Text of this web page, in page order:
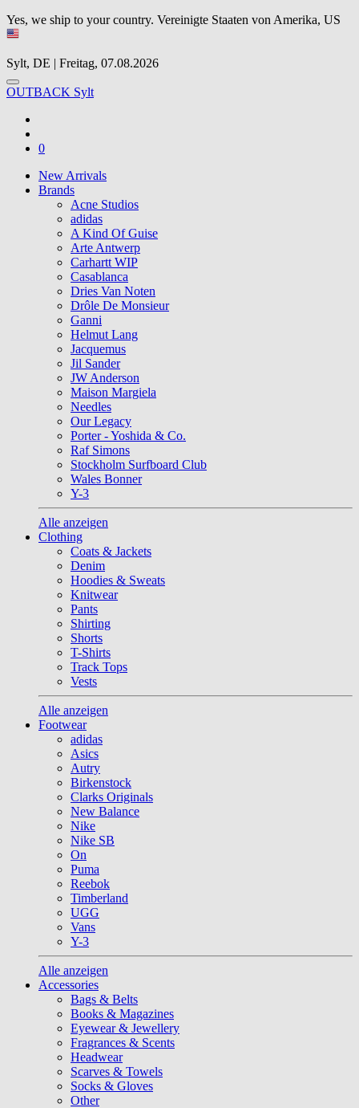
Yes, we ship to your country. Vereinigte Staaten von Amerika, US
Sylt, DE | Freitag, 07.08.2026
OUTBACK Sylt
0
New Arrivals
Brands
Acne Studios
adidas
A Kind Of Guise
Arte Antwerp
Carhartt WIP
Casablanca
Dries Van Noten
Drôle De Monsieur
Ganni
Helmut Lang
Jacquemus
Jil Sander
JW Anderson
Maison Margiela
Needles
Our Legacy
Porter - Yoshida & Co.
Raf Simons
Stockholm Surfboard Club
Wales Bonner
Y-3
Alle anzeigen
Clothing
Coats & Jackets
Denim
Hoodies & Sweats
Knitwear
Pants
Shirting
Shorts
T-Shirts
Track Tops
Vests
Alle anzeigen
Footwear
adidas
Asics
Autry
Birkenstock
Clarks Originals
New Balance
Nike
Nike SB
On
Puma
Reebok
Timberland
UGG
Vans
Y-3
Alle anzeigen
Accessories
Bags & Belts
Books & Magazines
Eyewear & Jewellery
Fragrances & Scents
Headwear
Scarves & Towels
Socks & Gloves
Other